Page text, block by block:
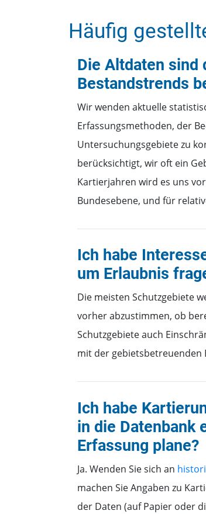
Häufig
Die Altdaten sind
Bestandstrends
Wir wenden aktuelle
Erfassungsmethoden, der
Untersuchungsgebiete zu
berücksichtigt, wir oft ein
Kartierjahren wird es uns
Bundesebene, und für
Ich habe
um Erlaubnis
Die meisten Schutzgebiete
vorher abzustimmen, ob
Schutzgebiete auch
mit der gebietsbetreuenden
Ich habe
in die Datenbank
Erfassung plane?
Ja. Wenden Sie sich an
machen Sie Angaben zu
der Daten (auf Papier oder